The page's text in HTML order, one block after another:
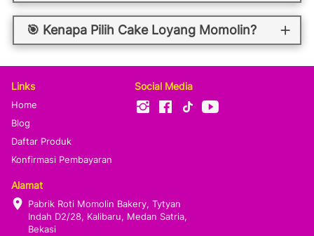
🎯 Kenapa Pilih Cake Loyang Momolin?
Links
Home
Blog
Daftar Produk
Konfirmasi Pembayaran
Social Media
Alamat
Pabrik Roti Momolin Bakery, Tytyan
Indah D2/28, Kalibaru, Medan Satria,
Bekasi